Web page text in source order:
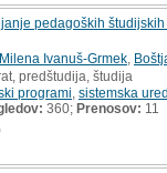
pedagoških
Milena Ivanuš-Grmek
predštudija, študija
programi sistemska
360; Prenosov: 11